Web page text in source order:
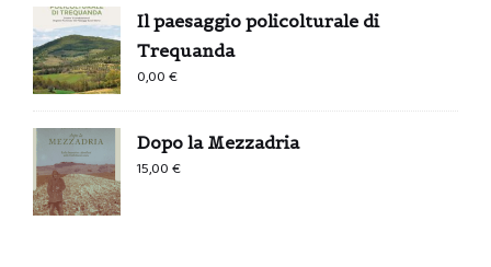
Il paesaggio policolturale di
Trequanda
0,00€
Dopo la Mezzadria
15,00€